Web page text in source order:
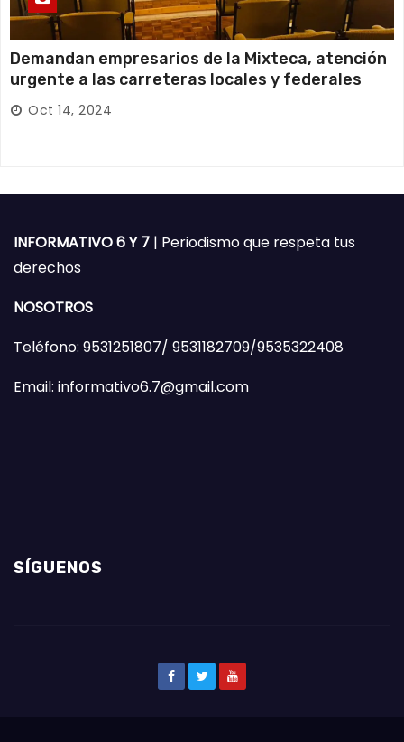
Demandan empresarios de la Mixteca, atención
urgente a las carreteras locales y federales
Oct 14, 2024
INFORMATIVO 6 Y 7 | Periodismo que respeta tus
derechos
NOSOTROS
Teléfono: 9531251807/ 9531182709/9535322408
Email: informativo6.7@gmail.com
SÍGUENOS